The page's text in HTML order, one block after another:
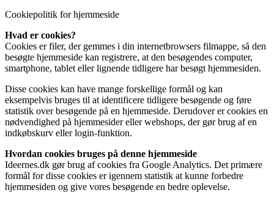
Cookiepolitik for hjemmeside
Hvad er cookies?
Cookies er filer, der gemmes i din internetbrowsers filmappe, så den
besøgte hjemmeside kan registrere, at den besøgendes computer,
smartphone, tablet eller lignende tidligere har besøgt hjemmesiden.
Disse cookies kan have mange forskellige formål og kan
eksempelvis bruges til at identificere tidligere besøgende og føre
statistik over besøgende på en hjemmeside. Derudover er cookies en
nødvendighed på hjemmesider eller webshops, der gør brug af en
indkøbskurv eller login-funktion.
Hvordan cookies bruges på denne hjemmeside
Ideernes.dk gør brug af cookies fra Google Analytics. Det primære
formål for disse cookies er igennem statistik at kunne forbedre
hjemmesiden og give vores besøgende en bedre oplevelse.